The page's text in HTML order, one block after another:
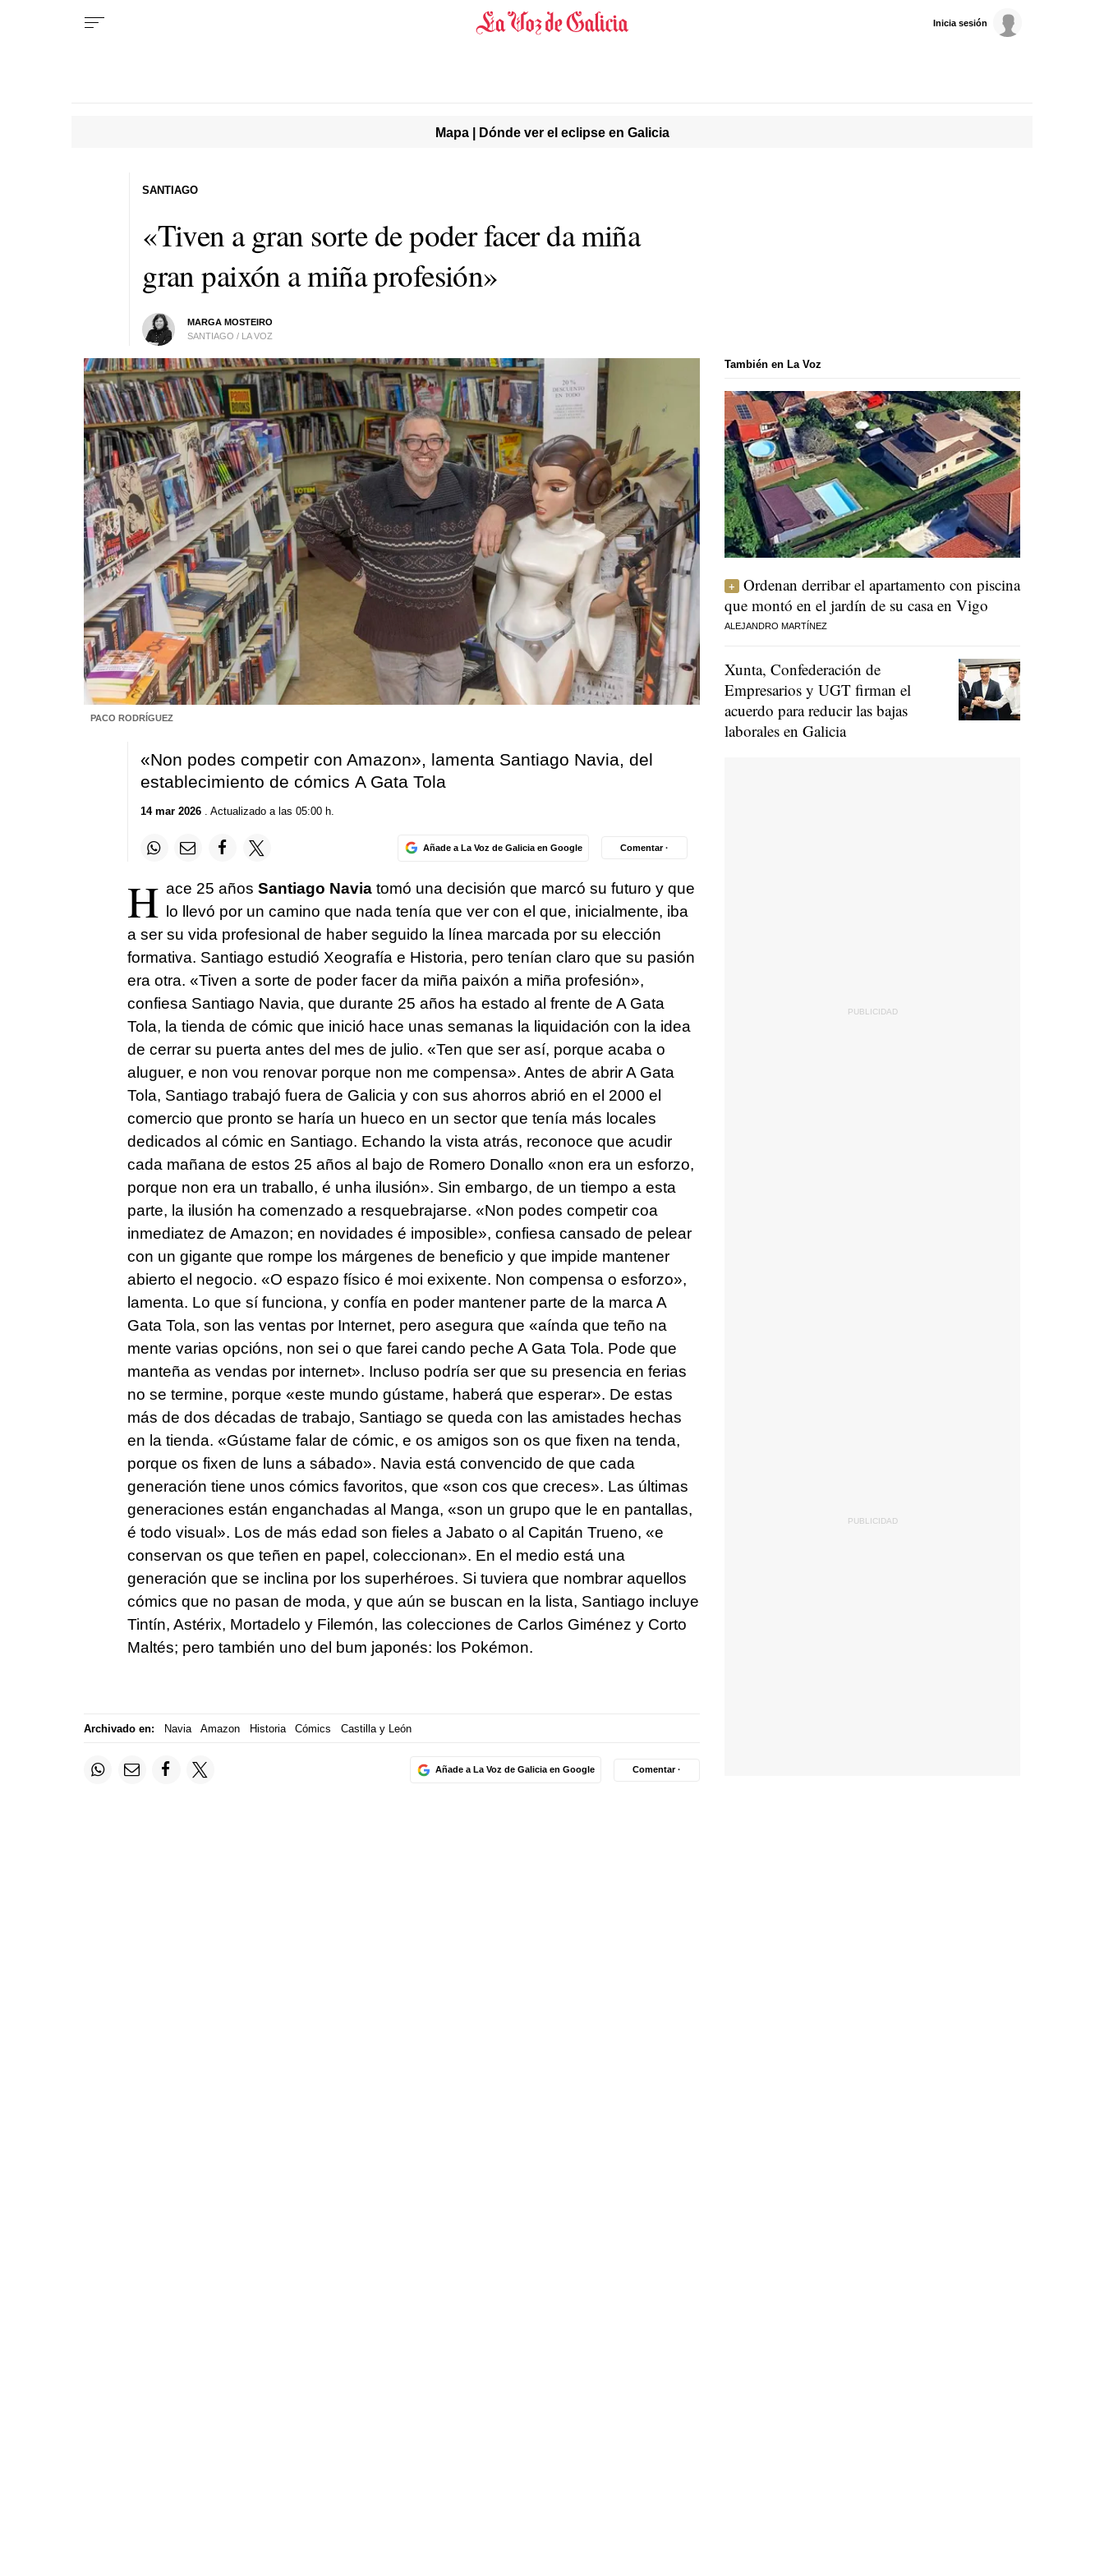
Inicia sesión
Mapa | Dónde ver el eclipse en Galicia
«Tiven a gran sorte de poder facer da miña
gran paixón amiña profesión»
MARGA MOSTEIRO
SANTIAGO / LA VOZ
SANTIAGO
PACO RODRÍGUEZ
«Non podes competir con Amazon», lamenta Santiago Navia, del
establecimiento de cómics A Gata Tola
14 mar 2026. Actualizado a las 05:00 h.
Añade a La Voz de Galicia en Google Comentar ·
H ace 25 años Santiago Naviatomó una decisión que marcó su futuro y que
lo llevó por un camino que nada tenía que ver con el que, inicialmente, iba
a ser su vida profesional de haber seguido la línea marcada por su elección
formativa. Santiago estudió Xeografía e Historia, pero tenían claro que su pasión
era otra. «Tiven a sorte de poder facer da miña paixón a miña profesión»,
confiesa Santiago Navia, que durante 25 años ha estado al frente de A Gata
Tola, la tienda de cómic que inició hace unas semanas la liquidación con la idea
de cerrar su puerta antes del mes de julio. «Ten que ser así, porque acaba o
aluguer, e non vou renovar porque non me compensa». Antes de abrir A Gata
Tola, Santiago trabajó fuera de Galicia y con sus ahorros abrió en el 2000 el
comercio que pronto se haría un hueco en un sector que tenía más locales
dedicados al cómic en Santiago. Echando la vista atrás, reconoce que acudir
cada mañana de estos 25 años al bajo de Romero Donallo «non era un esforzo,
porque non era un traballo, é unha ilusión». Sin embargo, de un tiempo a esta
parte, la ilusión ha comenzado a resquebrajarse. «Non podes competir coa
inmediatez de Amazon; en novidades é imposible», confiesa cansado de pelear
con un gigante que rompe los márgenes de beneficio y que impide mantener
abierto el negocio. «O espazo físico é moi exixente. Non compensa o esforzo»,
lamenta. Lo que sí funciona, y confía en poder mantener parte de la marca A
Gata Tola, son las ventas por Internet, pero asegura que «aínda que teño na
mente varias opcións, non sei o que farei cando peche A Gata Tola. Pode que
manteña as vendas por internet». Incluso podría ser que su presencia en ferias
no se termine, porque «este mundo gústame, haberá que esperar». De estas
más de dos décadas de trabajo, Santiago se queda con las amistades hechas
en la tienda. «Gústame falar de cómic, e os amigos son os que fixen na tenda,
porque os fixen de luns a sábado». Navia está convencido de que cada
generación tiene unos cómics favoritos, que «son cos que creces». Las últimas
generaciones están enganchadas al Manga, «son un grupo que le en pantallas,
é todo visual». Los de más edad son fieles a Jabato o al Capitán Trueno, «e
conservan os que teñen en papel, coleccionan». En el medio está una
generación que se inclina por los superhéroes. Si tuviera que nombrar aquellos
cómics que no pasan de moda, y que aún se buscan en la lista, Santiago incluye
Tintín, Astérix, Mortadelo y Filemón, las colecciones de Carlos Giménez y Corto
Maltés; pero también uno del bum japonés: los Pokémon.
Archivado en: Navia Amazon Historia Cómics Castilla y León
Añade a La Voz de Galicia en Google Comentar ·
También en La Voz
Ordenan derribar el apartamento con piscina
que montó en el jardín de su casa en Vigo
ALEJANDRO MARTÍNEZ
Xunta, Confederación de
Empresarios y UGT firman el
acuerdo para reducir las bajas
laborales en Galicia